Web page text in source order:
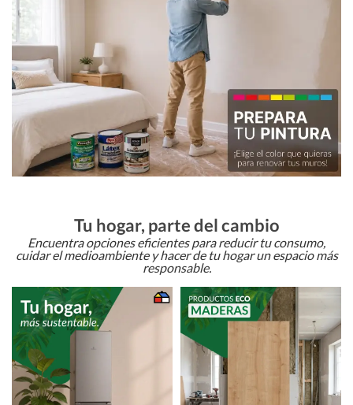
Tu hogar, parte del cambio
Encuentra opciones eficientes para reducir tu consumo,
cuidar el medioambiente y hacer de tu hogar un espacio más
responsable.